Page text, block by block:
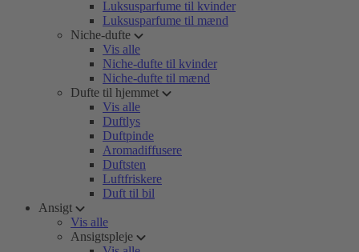
Luksusparfume til kvinder
Luksusparfume til mænd
Niche-dufte
Vis alle
Niche-dufte til kvinder
Niche-dufte til mænd
Dufte til hjemmet
Vis alle
Duftlys
Duftpinde
Aromadiffusere
Duftsten
Luftfriskere
Duft til bil
Ansigt
Vis alle
Ansigtspleje